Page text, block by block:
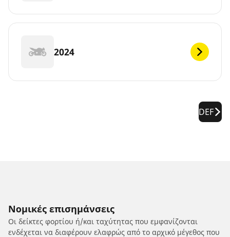
2024
DEF
Νομικές επισημάνσεις
Οι δείκτες φορτίου ή/και ταχύτητας που εμφανίζονται
ενδέχεται να διαφέρουν ελαφρώς από το αρχικό μέγεθος που